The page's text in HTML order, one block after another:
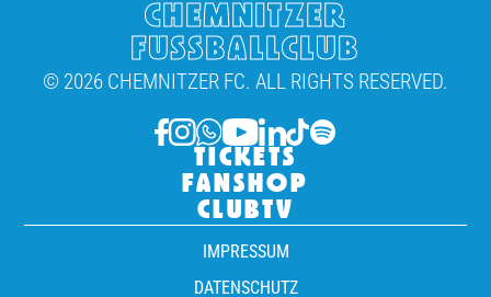
CHEMNITZER
FUSSBALLCLUB
© 2026 CHEMNITZER FC. ALL RIGHTS RESERVED.
TICKETS
FANSHOP
CLUBTV
IMPRESSUM
DATENSCHUTZ